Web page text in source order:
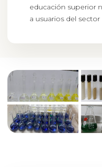
educación superior
a usuarios del